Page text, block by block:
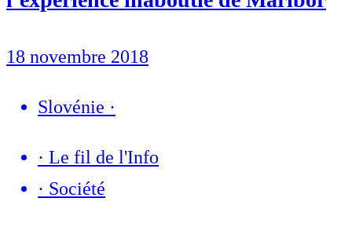
18 novembre 2018
Slovénie ·
· Le fil de l'Info
· Société